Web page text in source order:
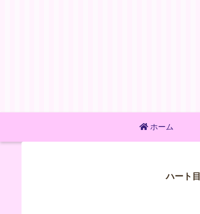
ホーム
ハート